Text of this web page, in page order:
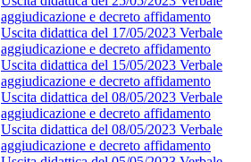
aggiudicazione e decreto affidamento
Uscita didattica del 17/05/2023 Verbale
aggiudicazione e decreto affidamento
Uscita didattica del 15/05/2023 Verbale
aggiudicazione e decreto affidamento
Uscita didattica del 08/05/2023 Verbale
aggiudicazione e decreto affidamento
Uscita didattica del 08/05/2023 Verbale
aggiudicazione e decreto affidamento